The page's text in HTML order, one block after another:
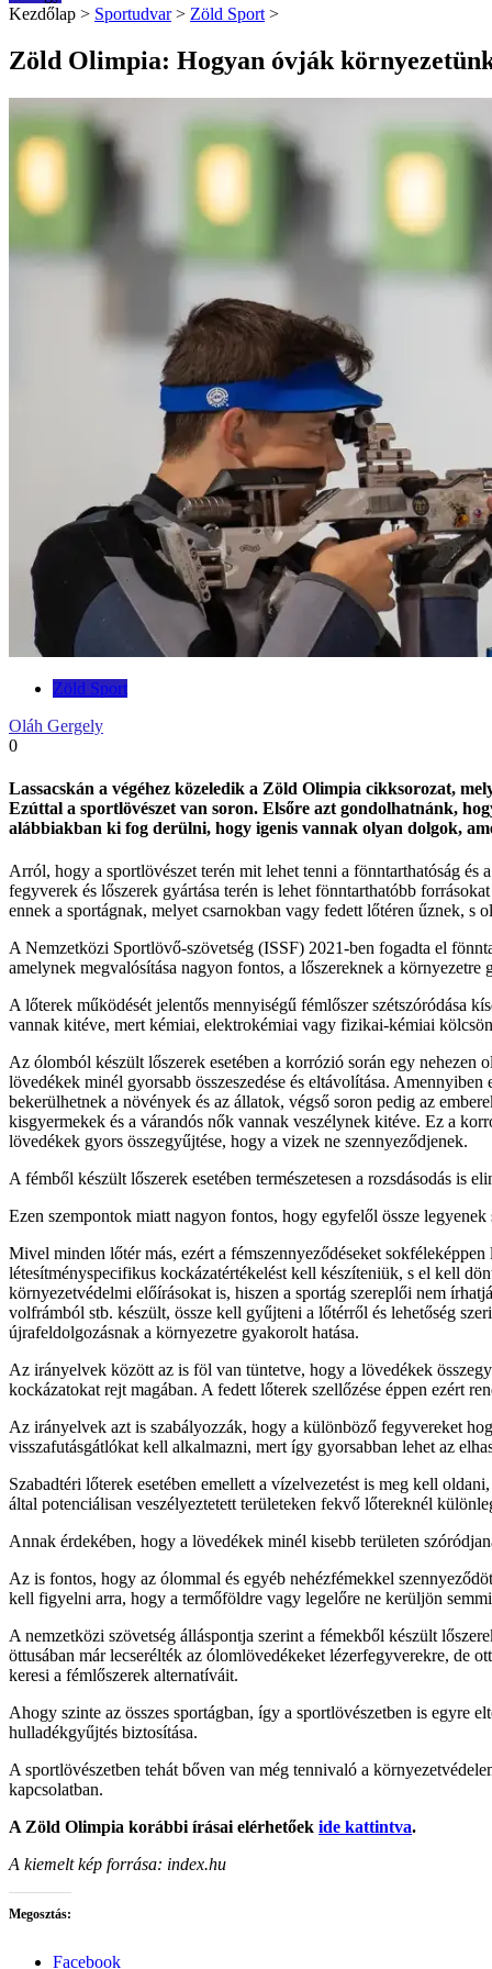
Kezdőlap > Sportudvar > Zöld Sport >
Zöld Olimpia: Hogyan óvják
Zöld Sport
Oláh Gergely
0
Lassacskán a végéhez közeledik a Zöld Olimpia cikksorozat,
Ezúttal a sportlövészet van soron. Elsőre azt gondolhatnánk,
alábbiakban ki fog derülni, hogy igenis vannak olyan dolgok,
Arról, hogy a sportlövészet terén mit lehet tenni a fönntarthatóság és
fegyverek és lőszerek gyártása terén is lehet fönntarthatóbb
ennek a sportágnak, melyet csarnokban vagy fedett lőtéren űznek, s
A Nemzetközi Sportlövő-szövetség (ISSF) 2021-ben fogadta el
amelynek megvalósítása nagyon fontos, a lőszereknek a környezetre
A lőterek működését jelentős mennyiségű fémlőszer szétszóródása
vannak kitéve, mert kémiai, elektrokémiai vagy fizikai-kémiai
Az ólomból készült lőszerek esetében a korrózió során egy
lövedékek minél gyorsabb összeszedése és eltávolítása.
bekerülhetnek a növények és az állatok, végső soron pedig az
kisgyermekek és a várandós nők vannak veszélynek kitéve. Ez a
lövedékek gyors összegyűjtése, hogy a vizek ne szennyeződjenek.
A fémből készült lőszerek esetében természetesen a rozsdásodás is
Ezen szempontok miatt nagyon fontos, hogy egyfelől össze
Mivel minden lőtér más, ezért a fémszennyeződéseket
létesítményspecifikus kockázatértékelést kell készíteniük, s el kell
környezetvédelmi előírásokat is, hiszen a sportág szereplői nem
volfrámból stb. készült, össze kell gyűjteni a lőtérről és lehetőség
újrafeldolgozásnak a környezetre gyakorolt hatása.
Az irányelvek között az is föl van tüntetve, hogy a lövedékek
kockázatokat rejt magában. A fedett lőterek szellőzése éppen ezért
Az irányelvek azt is szabályozzák, hogy a különböző fegyvereket
visszafutásgátlókat kell alkalmazni, mert így gyorsabban lehet az
Szabadtéri lőterek esetében emellett a vízelvezetést is meg kell
által potenciálisan veszélyeztetett területeken fekvő lőtereknél
Annak érdekében, hogy a lövedékek minél kisebb területen
Az is fontos, hogy az ólommal és egyéb nehézfémekkel
kell figyelni arra, hogy a termőföldre vagy legelőre ne kerüljön
A nemzetközi szövetség álláspontja szerint a fémekből készült
öttusában már lecserélték az ólomlövedékeket lézerfegyverekre, de
keresi a fémlőszerek alternatíváit.
Ahogy szinte az összes sportágban, így a sportlövészetben is egyre
hulladékgyűjtés biztosítása.
A sportlövészetben tehát bőven van még tennivaló a
kapcsolatban.
A Zöld Olimpia korábbi írásai elérhetőek ide kattintva.
A kiemelt kép forrása: index.hu
Megosztás:
Facebook